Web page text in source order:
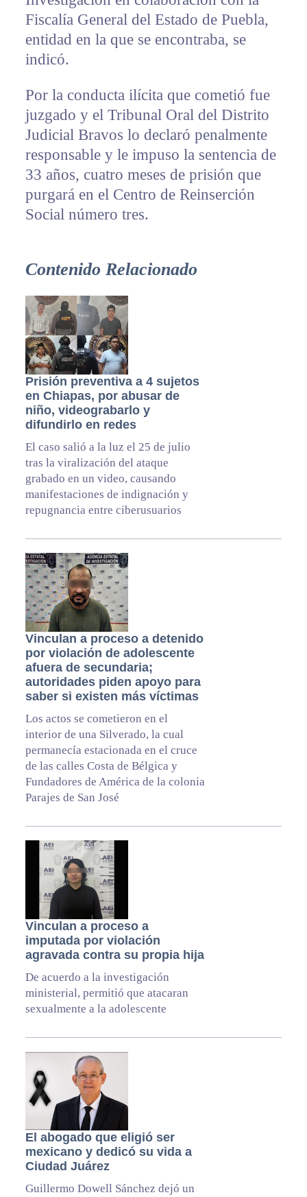
Fiscalía General del Estado de Puebla,
entidad en la que se encontraba, se
indicó.
Por la conducta ilícita que cometió fue
juzgado y el Tribunal Oral del Distrito
Judicial Bravos lo declaró penalmente
responsable y le impuso la sentencia de
33 años, cuatro meses de prisión que
purgará en el Centro de Reinserción
Social número tres.
Contenido Relacionado
Prisión preventiva a 4 sujetos
en Chiapas, por abusar de
niño, videograbarlo y
difundirlo en redes
El caso salió a la luz el 25 de julio
tras la viralización del ataque
grabado en un video, causando
manifestaciones de indignación y
repugnancia entre ciberusuarios
Vinculan a proceso a detenido
por violación de adolescente
afuera de secundaria;
autoridades piden apoyo para
saber si existen más víctimas
Los actos se cometieron en el
interior de una Silverado, la cual
permanecía estacionada en el cruce
de las calles Costa de Bélgica y
Fundadores de América de la colonia
Parajes de San José
Vinculan a proceso a
imputada por violación
agravada contra su propia hija
De acuerdo a la investigación
ministerial, permitió que atacaran
sexualmente a la adolescente
El abogado que eligió ser
mexicano y dedicó su vida a
Ciudad Juárez
Guillermo Dowell Sánchez dejó un